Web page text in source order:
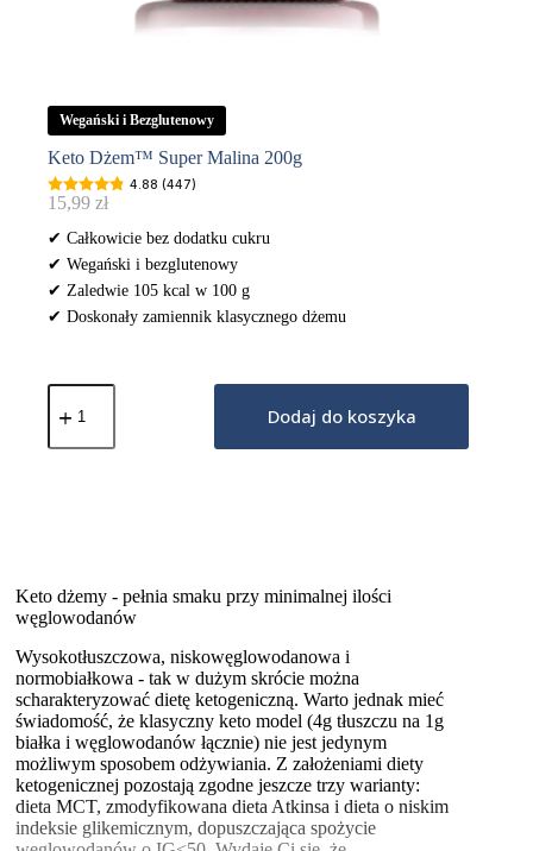
Wegański i Bezglutenowy
Keto Dżem™ Super Malina 200g
4.88 (447)
15,99 zł
✔ Całkowicie bez dodatku cukru
✔ Wegański i bezglutenowy
✔ Zaledwie 105 kcal w 100 g
✔ Doskonały zamiennik klasycznego dżemu
ilość
Keto
Super
Dodaj do koszyka
Keto dżemy - pełnia smaku przy minimalnej ilości
węglowodanów
Wysokotłuszczowa, niskowęglowodanowa i
normobiałkowa - tak w dużym skrócie można
scharakteryzować dietę ketogeniczną. Warto jednak mieć
świadomość, że klasyczny keto model (4g tłuszczu na 1g
białka i węglowodanów łącznie) nie jest jedynym
możliwym sposobem odżywiania. Z założeniami diety
ketogenicznej pozostają zgodne jeszcze trzy warianty:
dieta MCT, zmodyfikowana dieta Atkinsa i dieta o niskim
indeksie glikemicznym, dopuszczająca spożycie